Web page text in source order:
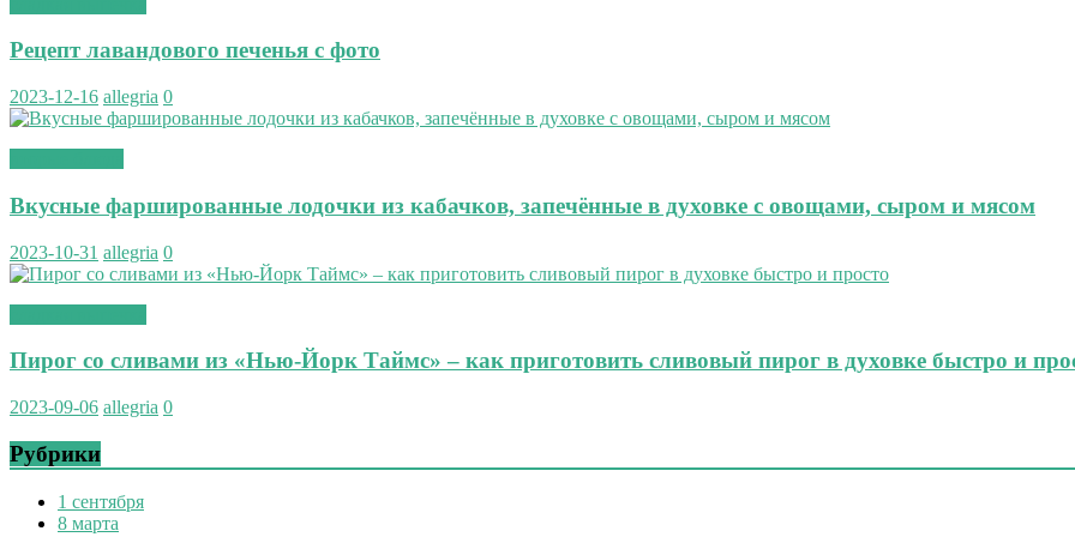
Рецепт лавандового печенья с фото
2023-12-16 allegria 0
Вкусные фаршированные лодочки из кабачков, запечённые в духовке с овощами, сыром и мясом
2023-10-31 allegria 0
Пирог со сливами из «Нью-Йорк Таймс» – как приготовить сливовый пирог в духовке быстро и
2023-09-06 allegria 0
Рубрики
1 сентября
8 марта